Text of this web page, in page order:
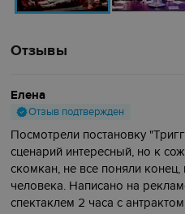
Отзывы
Елена
Отзыв подтвержден
Посмотрели постановку
сценарий интересный, но к
скомкан, не все поняли
человека. Написано на
спектаклем 2 часа с